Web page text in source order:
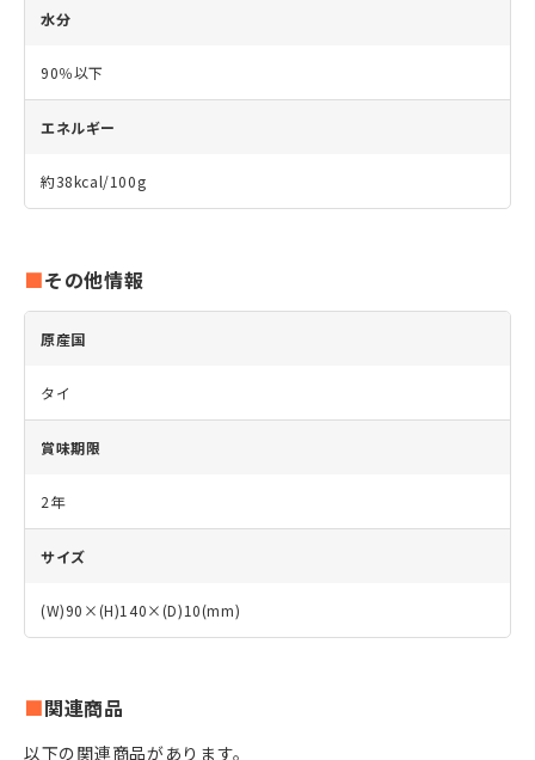
水分
90％以下
エネルギー
約38kcal/100g
その他情報
原産国
タイ
賞味期限
2年
サイズ
(W)90×(H)140×(D)10(mm)
関連商品
以下の関連商品があります。